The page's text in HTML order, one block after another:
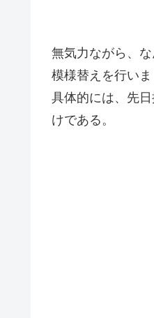
無気力ながら、
模様替えを行いま
具体的には、先
けである。